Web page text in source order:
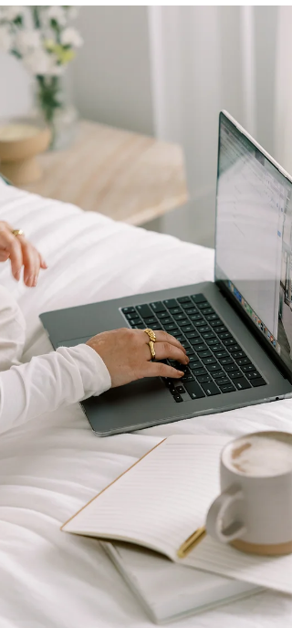
Interhome est fortement engagée en faveur d’un
tourisme durable, et soutient les acteurs locaux
son réseau de services, en promouvant des
standards d’hébergement à faible impact, en
encourageant des comportements de voyage
responsables et en renforçant la transparence
pratiques durables.